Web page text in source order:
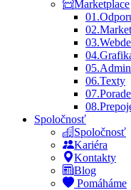
Marketplace
01.
02.
03.
04.
05.
06.Texty
07.
08.
Spoločnosť
Spoločnosť
Kariéra
Kontakty
Blog
Pomáháme